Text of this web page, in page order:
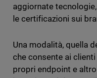
aggiornate
le certificazioni sui
Una modalità, quella
che consente ai
propri endpoint e